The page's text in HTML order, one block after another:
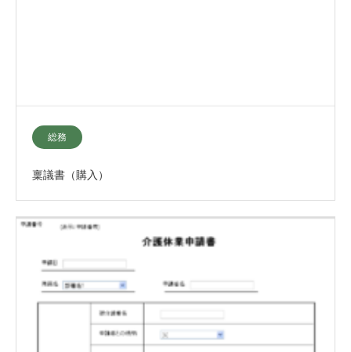
総務
稟議書（購入）